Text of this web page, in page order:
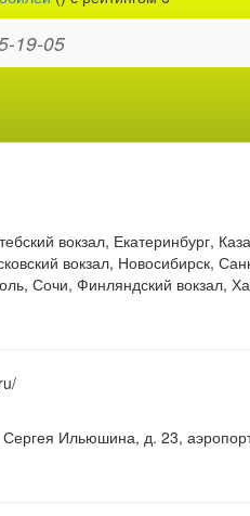
19-05
вокзал, Екатеринбург,
вокзал, Новосибирск,
Сочи, Финляндский вокзал,
Ильюшина, д. 23,